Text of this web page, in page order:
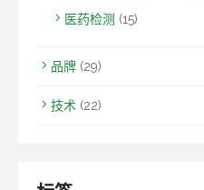
医药检测 (15)
品牌 (29)
技术 (22)